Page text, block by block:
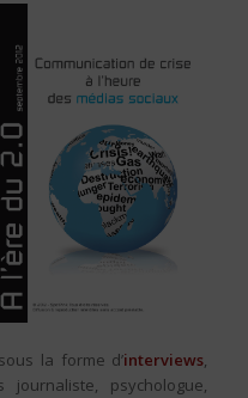
la forme d’interviews,
psychologue,